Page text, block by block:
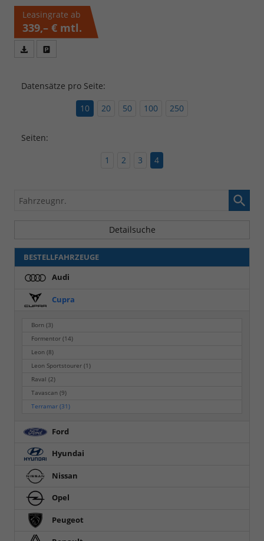
Leasingrate ab
339,– € mtl.
speichern/drucken
Datensätze pro Seite:
10
20 50 100 250
Seiten:
1
2 3 4
Fahrzeugnr.
Detailsuche
BESTELLFAHRZEUGE
Audi
Cupra
Born(3)
Formentor(14)
Leon(8)
Leon Sportstourer(1)
Raval(2)
Tavascan(9)
Terramar(31)
Ford
Hyundai
Nissan
Opel
Peugeot